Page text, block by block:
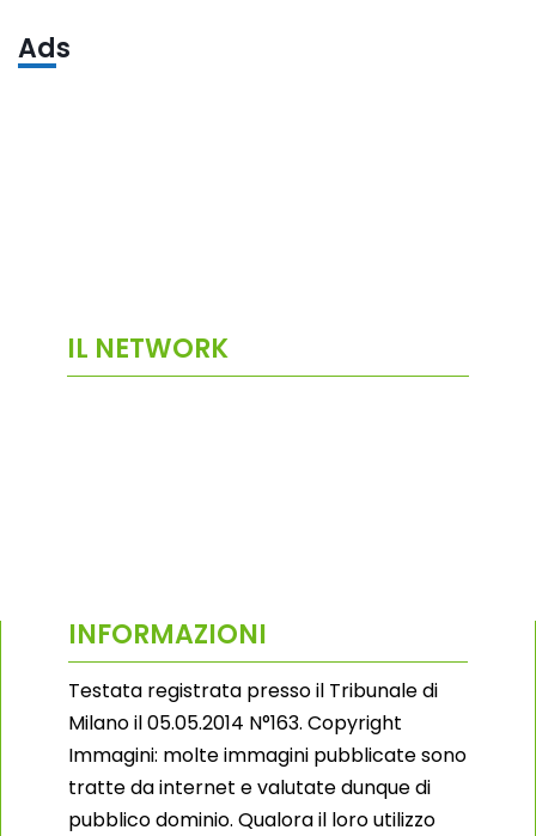
Ads
IL NETWORK
INFORMAZIONI
Testata registrata presso il Tribunale di
Milano il 05.05.2014 N°163. Copyright
Immagini: molte immagini pubblicate sono
tratte da internet e valutate dunque di
pubblico dominio. Qualora il loro utilizzo